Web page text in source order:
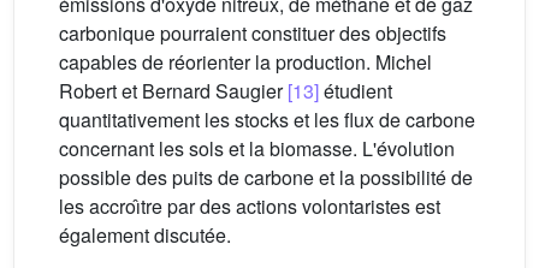
carbonique pourraient constituer des objectifs
capables de réorienter la production. Michel
Robert et Bernard Saugier[13]étudient
quantitativement les stocks et les flux de carbone
concernant les sols et la biomasse. L'évolution
possible des puits de carbone et la possibilité de
les accroı̂tre par des actions volontaristes est
également discutée.